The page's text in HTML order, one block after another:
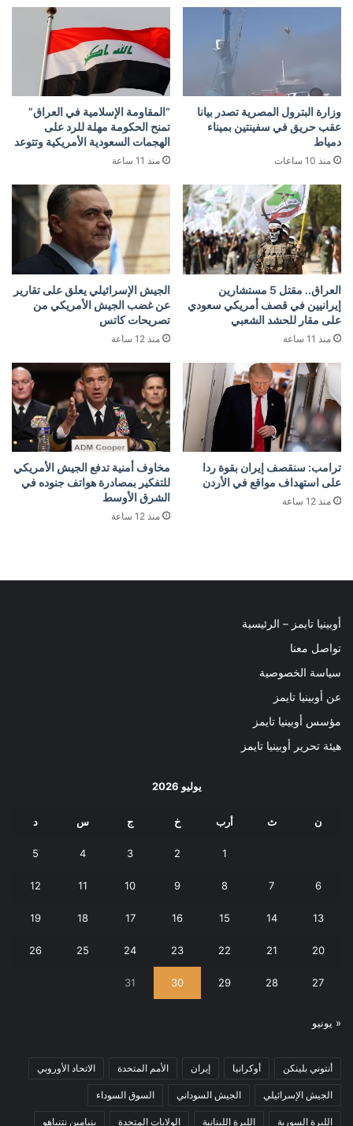
وزارة البترول المصرية تصدر بيانا
عقب حريق في سفينتين بميناء
دمياط
منذ 10 ساعات
“المقاومة الإسلامية في العراق”
تمنح الحكومة مهلة للرد على
الهجمات السعودية الأمريكية وتتوعد
منذ 11 ساعة
العراق.. مقتل 5 مستشارين
إيرانيين في قصف أمريكي سعودي
على مقار للحشد الشعبي
منذ 11 ساعة
الجيش الإسرائيلي يعلق على تقارير
عن غضب الجيش الأمريكي من
تصريحات كاتس
منذ 12 ساعة
ترامب: سنقصف إيران بقوة ردا
على استهداف مواقع في الأردن
منذ 12 ساعة
مخاوف أمنية تدفع الجيش الأمريكي
للتفكير بمصادرة هواتف جنوده في
الشرق الأوسط
منذ 12 ساعة
أوبينيا تايمز – الرئيسية
تواصل معنا
سياسة الخصوصية
عن أوبينيا تايمز
مؤسس أوبينيا تايمز
هيئة تحرير أوبينيا تايمز
يوليو 2026
ن ث أرب خ ج س د
1
2
3
4
5
6
7
8
9
10
11
12
13
14
15
16
17
18
19
20
21
22
23
24
25
26
27
28
29
30
31
« يونيو
أنتوني بلينكن أوكرانيا إيران الأمم المتحدة الاتحاد الأوروبي
الجيش الإسرائيلي الجيش السوداني السوق السوداء
الليرة السورية الليرة اللبنانية الولايات المتحدة بنيامين نتنياهو